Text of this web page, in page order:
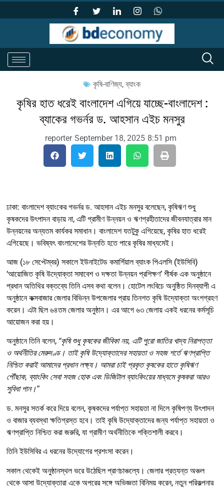
কৃষি-বাণিজ্য,ব্যাংক
কৃষির হাত ধরেই বাংলাদেশ এগিয়ে যাচ্ছে-বাংলাদেশ :
ব্যাকের গভর্নর ড. আহসান এইচ মনসুর
reporter September 18, 2025 8:51 pm
ঢাকা: বাংলাদেশ ব্যাংকের গভর্নর ড. আহসান এইচ মনসুর বলেছেন, কৃষিঋণ শুধু
কৃষকদের উৎপাদন বাড়ায় না, এটি গ্রামীণ উন্নয়ন ও ঋণগ্রহীতাদের জীবনযাত্রার মান
উন্নয়নের অন্যতম কার্যকর সমাধান। বাংলাদেশ যতটুকু এগিয়েছে, কৃষির হাত ধরেই
এগিয়েছে। ভবিষ্যৎ বাংলাদেশের উন্নতি হতে পারে কৃষির মাধ্যমেই।
আজ (১৮ সেপ্টেম্বর) সকালে ইউনাইটেড কমার্শিয়াল ব্যাংক পিএলসি (ইউসিবি)
‘আয়োজিত কৃষি উদ্যোক্তা সমাবেশ ও দক্ষতা উন্নয়ন প্রশিক্ষণ’ শীর্ষক এক অনুষ্ঠানে
প্রধান অতিথির বক্তব্যে তিনি এসব কথা বলেন। হোটেল লংবিচে অনুষ্ঠিত দিনব্যাপী এ
অনুষ্ঠানে কক্সবাজার জেলার বিভিন্ন উপজেলার প্রায় তিনশত কৃষি উদ্যোক্তা অংশগ্রহণ
করেন। এটা ছিল ৬৪তম জেলার অনুষ্ঠান। এর আগে ৬৩ জেলায় একই ধরনের কর্মসূচি
আয়োজন করা হয়।
অনুষ্ঠানে তিনি বলেন, “কৃষি শুধু কৃষকের জীবিকা নয়, এটি পুরো জাতির খাদ্য নিরাপত্তা
ও অর্থনীতির মেরুদণ্ড। তাই কৃষি উদ্যোক্তাদের সহায়তা ও সহজ শর্তে ঋণপ্রাপ্তি
নিশ্চিত করাই আমাদের প্রধান লক্ষ্য। আমরা চাই প্রকৃত কৃষকের হাতে কৃষিঋণ
পৌঁছাক, ব্যাংকিং সেবা সহজ হোক এবং ডিজিটাল ব্যাংকিংয়ের মাধ্যমে কৃষকরা আরও
সুবিধা পান।”
ড. মনসুর সতর্ক করে দিয়ে বলেন, কৃষকদের পর্যাপ্ত সহায়তা না দিলে কৃষিপণ্য উৎপাদন
ও বাজার ব্যবস্থা ক্ষতিগ্রস্ত হবে। তাই কৃষি উদ্যোক্তাদের জন্য পর্যাপ্ত সহায়তা ও
ঋণপ্রাপ্তি নিশ্চিত করা জরুরি, যা গ্রামীণ অর্থনীতিকে শক্তিশালী করবে।
তিনি ইউসিবির এ ধরনের উদ্যোগের প্রশংসা করেন।
সকাল থেকেই অনুষ্ঠানস্থল ভরে উঠেছিল প্রাণচাঞ্চল্যে। জেলার প্রত্যন্ত অঞ্চল
থেকে আসা উদ্যোক্তারা একে অপরের সঙ্গে অভিজ্ঞতা বিনিময় করেন, নতুন পরিকল্পনার